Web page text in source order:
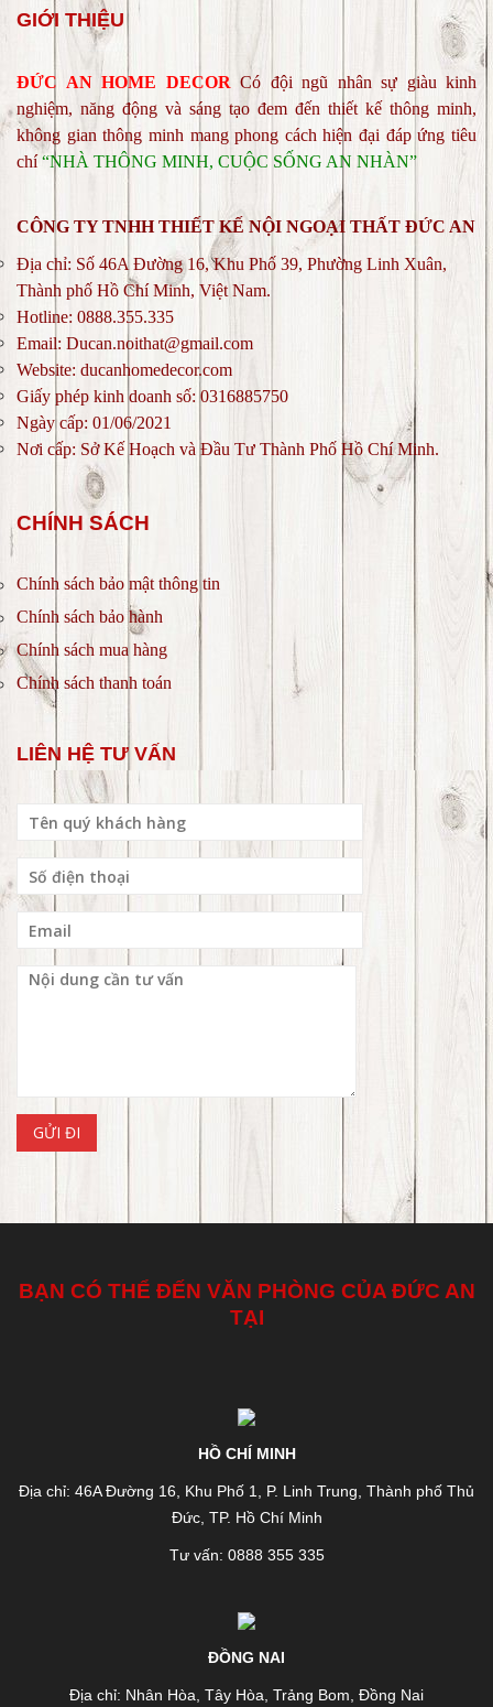
GIỚI THIỆU
ĐỨC AN HOME DECOR Có đội ngũ nhân sự giàu kinh
nghiệm, năng động và sáng tạo đem đến thiết kế thông minh,
không gian thông minh mang phong cách hiện đại đáp ứng tiêu
chí“NHÀ THÔNG MINH, CUỘC SỐNG AN NHÀN”
CÔNG TY TNHH THIẾT KẾ NỘI NGOẠI THẤT ĐỨC AN
Địa chỉ: Số 46A Đường 16, Khu Phố 39, Phường Linh Xuân,
Thành phố Hồ Chí Minh, Việt Nam.
Hotline: 0888.355.335
Email: Ducan.noithat@gmail.com
Website: ducanhomedecor.com
Giấy phép kinh doanh số: 0316885750
Ngày cấp: 01/06/2021
Nơi cấp: Sở Kế Hoạch và Đầu Tư Thành Phố Hồ Chí Minh.
CHÍNH SÁCH
Chính sách bảo mật thông tin
Chính sách bảo hành
Chính sách mua hàng
Chính sách thanh toán
LIÊN HỆ TƯ VẤN
BẠN CÓ THỂ ĐẾN VĂN PHÒNG CỦA ĐỨC AN
TẠI
HỒ CHÍ MINH
Địa chỉ: 46A Đường 16, Khu Phố 1, P. Linh Trung, Thành phố Thủ
Đức, TP. Hồ Chí Minh
Tư vấn: 0888 355 335
ĐỒNG NAI
Địa chỉ: Nhân Hòa, Tây Hòa, Trảng Bom, Đồng Nai